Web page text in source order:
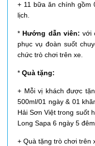
+ 11 bữa ăn chính gồm
lịch.
* Hướng dẫn viên: với
phục vụ đoàn suốt
chức trò chơi trên xe.
* Quà tặng:
+ Mỗi vị khách được
500ml/01 ngày & 01
Hải Sơn Việt trong suốt
Long Sapa 6 ngày 5 đêm
+ Quà tặng trò chơi trên